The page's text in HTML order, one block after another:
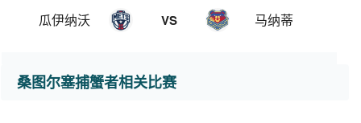
瓜伊纳沃 VS 马纳蒂
桑图尔塞捕蟹者相关比赛